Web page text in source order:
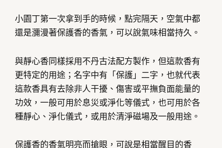
量
小園丁第一次拿到手的時候，點完隔天，空氣中都
還是瀰漫著保護香的香氣，可以說氣味相當持久。
與靜心香同樣採用不丹古法配方製作，但這款香有
更特定的用途；名字中有「保護」二字，也就代表
這款香具有去除非人干擾、傷害或平撫負面能量的
功效，一般可用於息災或淨化等儀式，也可用於各
種靜心、淨化儀式，或用於清淨磁場及一般用途。
保護香的香氣明亮而搶眼，可說是相當醒目的香